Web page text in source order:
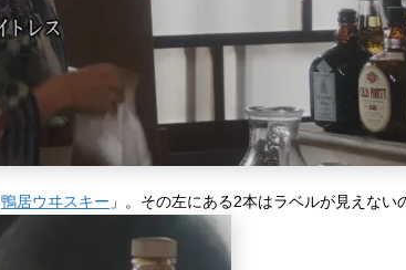
鴨居ウヰスキー 」。その左にある2本はラベルが見えない